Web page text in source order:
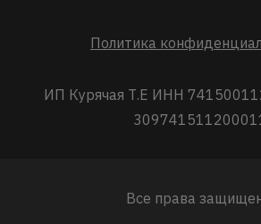
Политика
ИП Курячая Т.Е ИНН
Все права